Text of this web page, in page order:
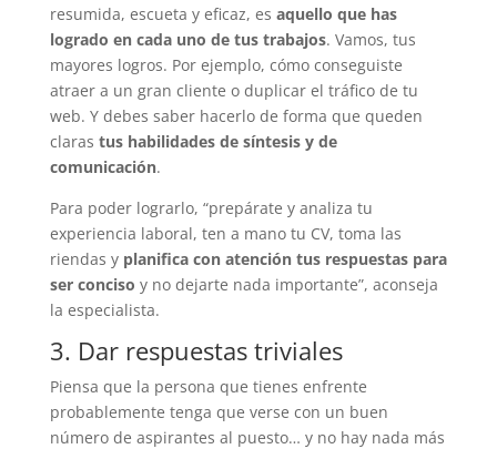
resumida, escueta y eficaz, es aquello que has
logrado en cada uno de tus trabajos. Vamos, tus
mayores logros. Por ejemplo, cómo conseguiste
atraer a un gran cliente o duplicar el tráfico de tu
web. Y debes saber hacerlo de forma que queden
claras tus habilidades de síntesis y de
comunicación.
Para poder lograrlo, “prepárate y analiza tu
experiencia laboral, ten a mano tu CV, toma las
riendas y planifica con atención tus respuestas para
ser conciso y no dejarte nada importante”, aconseja
la especialista.
3. Dar respuestas triviales
Piensa que la persona que tienes enfrente
probablemente tenga que verse con un buen
número de aspirantes al puesto… y no hay nada más